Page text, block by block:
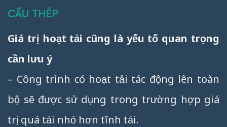
CẤU THÉP
Giá trị hoạt tải cũng là yếu tố quan trọng
cần lưu ý
– Công trình có hoạt tải tác động lên toàn
bộ sẽ được sử dụng trong trường hợp giá
trị quá tải nhỏ hơn tĩnh tải.